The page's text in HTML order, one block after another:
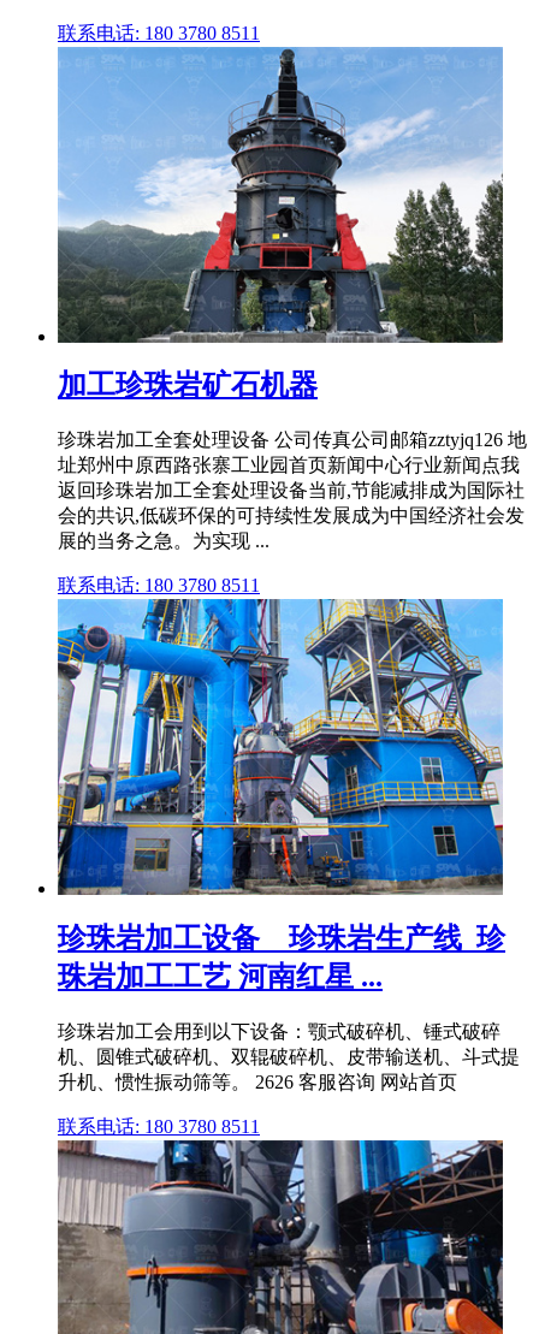
联系电话: 180 3780 8511
加工珍珠岩矿石机器
珍珠岩加工全套处理设备 公司传真公司邮箱zztyjq126 地
址郑州中原西路张寨工业园首页新闻中心行业新闻点我
返回珍珠岩加工全套处理设备当前,节能减排成为国际社
会的共识,低碳环保的可持续性发展成为中国经济社会发
展的当务之急。为实现 ...
联系电话: 180 3780 8511
珍珠岩加工设备__珍珠岩生产线_珍
珠岩加工工艺 河南红星 ...
珍珠岩加工会用到以下设备：颚式破碎机、锤式破碎
机、圆锥式破碎机、双辊破碎机、皮带输送机、斗式提
升机、惯性振动筛等。 2626 客服咨询 网站首页
联系电话: 180 3780 8511